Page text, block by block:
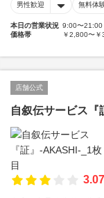
男性歓迎 無料体
本日の営業状況 9:00〜21:00
価格帯
￥2,800〜
店舗公式
自叙伝サービス
3.07